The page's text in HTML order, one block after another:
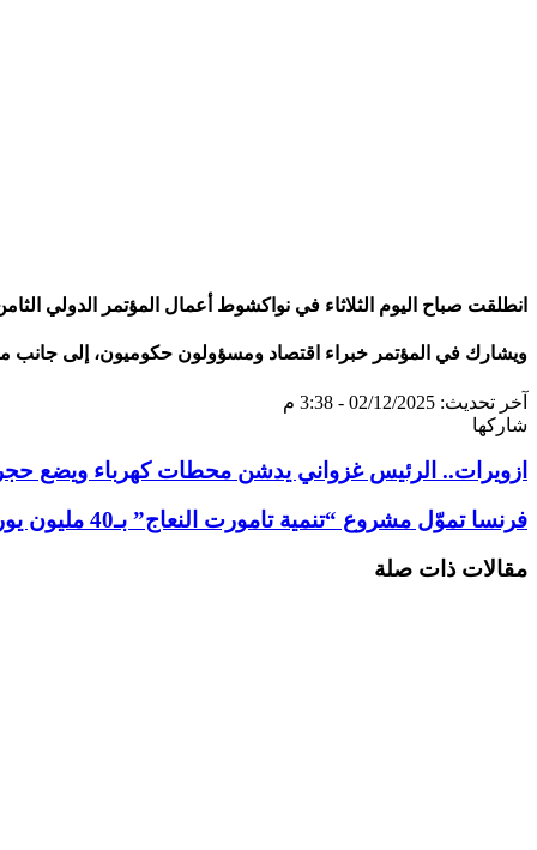
انطلقت صباح اليوم الثلاثاء في نواكشوط أعمال المؤتمر الدولي
ويشارك في المؤتمر خبراء اقتصاد ومسؤولون حكوميون، إلى جانب
آخر تحديث: 02/12/2025 - 3:38 م
شاركها
عبر
ازويرات.. الرئيس غزواني يدشن محطات كهرباء
فرنسا تموّل مشروع “تنمية تامورت النعاج” بـ40 مليون يورو
مقالات ذات صلة